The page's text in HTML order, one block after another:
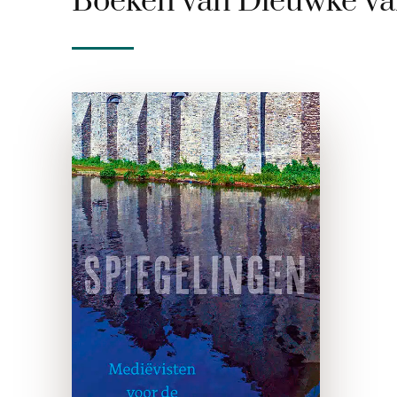
Spiegelingen
paperback
Het middeleeuwse verleden
is herkenbaar en
bevreemdend tegelijk. Het
werkt als spiegel en verdiept
juist daardoor het beeld van
onze eigen tijd en eigen
wereld. Het kan ons
bevrijden van …